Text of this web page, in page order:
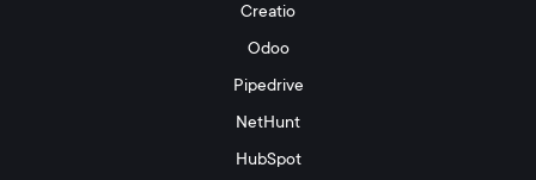
Creatio
Odoo
Pipedrive
NetHunt
HubSpot